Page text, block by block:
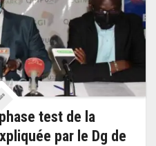
test de la
par le Dg de